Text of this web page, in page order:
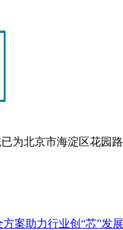
为北京市海淀区花园
案助力行业创“芯”发展